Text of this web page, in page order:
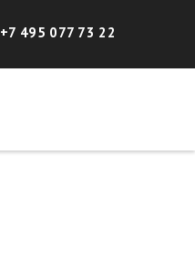
+7 495 077 73 22